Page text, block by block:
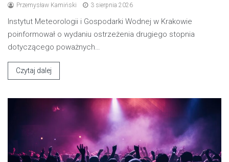
Przemysław Kamiński 3 sierpnia 2026
Instytut Meteorologii i Gospodarki Wodnej w Krakowie
poinformował o wydaniu ostrzeżenia drugiego stopnia
dotyczącego poważnych…
Czytaj dalej